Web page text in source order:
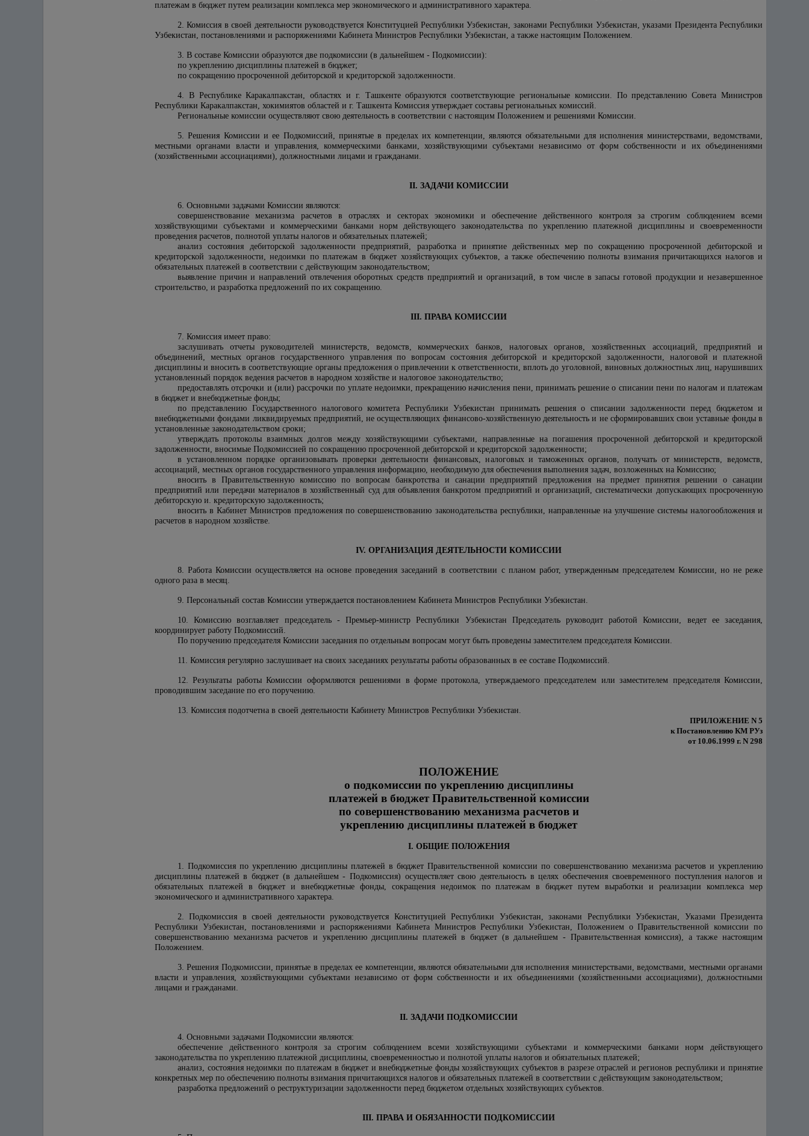
платежам в бюджет путем реализации комплекса мер экономического и административного характера.
2. Комиссия в своей деятельности руководствуется Конституцией Республики Узбекистан, законами Республики Узбекистан, указами Президента Республики
Узбекистан, постановлениями и распоряжениями Кабинета Министров Республики Узбекистан, а также настоящим Положением.
3. В составе Комиссии образуются две подкомиссии (в дальнейшем - Подкомиссии):
по укреплению дисциплины платежей в бюджет;
по сокращению просроченной дебиторской и кредиторской задолженности.
4. В Республике Каракалпакстан, областях и г. Ташкенте образуются соответствующие региональные комиссии. По представлению Совета Министров
Республики Каракалпакстан, хокимиятов областей и г. Ташкента Комиссия утверждает составы региональных комиссий.
Региональные комиссии осуществляют свою деятельность в соответствии с настоящим Положением и решениями Комиссии.
5. Решения Комиссии и ее Подкомиссий, принятые в пределах их компетенции, являются обязательными для исполнения министерствами, ведомствами,
местными органами власти и управления, коммерческими банками, хозяйствующими субъектами независимо от форм собственности и их объединениями
(хозяйственными ассоциациями), должностными лицами и гражданами.
II. ЗАДАЧИ КОМИССИИ
6. Основными задачами Комиссии являются:
совершенствование механизма расчетов в отраслях и секторах экономики и обеспечение действенного контроля за строгим соблюдением всеми
хозяйствующими субъектами и коммерческими банками норм действующего законодательства по укреплению платежной дисциплины и своевременности
проведения расчетов, полнотой уплаты налогов и обязательных платежей;
анализ состояния дебиторской задолженности предприятий, разработка и принятие действенных мер по сокращению просроченной дебиторской и
кредиторской задолженности, недоимки по платежам в бюджет хозяйствующих субъектов, а также обеспечению полноты взимания причитающихся налогов и
обязательных платежей в соответствии с действующим законодательством;
выявление причин и направлений отвлечения оборотных средств предприятий и организаций, в том числе в запасы готовой продукции и незавершенное
строительство, и разработка предложений по их сокращению.
III. ПРАВА КОМИССИИ
7. Комиссия имеет право:
заслушивать отчеты руководителей министерств, ведомств, коммерческих банков, налоговых органов, хозяйственных ассоциаций, предприятий и
объединений, местных органов государственного управления по вопросам состояния дебиторской и кредиторской задолженности, налоговой и платежной
дисциплины и вносить в соответствующие органы предложения о привлечении к ответственности, вплоть до уголовной, виновных должностных лиц, нарушивших
установленный порядок ведения расчетов в народном хозяйстве и налоговое законодательство;
предоставлять отсрочки и (или) рассрочки по уплате недоимки, прекращению начисления пени, принимать решение о списании пени по налогам и платежам
в бюджет и внебюджетные фонды;
по представлению Государственного налогового комитета Республики Узбекистан принимать решения о списании задолженности перед бюджетом и
внебюджетными фондами ликвидируемых предприятий, не осуществляющих финансово-хозяйственную деятельность и не сформировавших свои уставные фонды в
установленные законодательством сроки;
утверждать протоколы взаимных долгов между хозяйствующими субъектами, направленные на погашения просроченной дебиторской и кредиторской
задолженности, вносимые Подкомиссией по сокращению просроченной дебиторской и кредиторской задолженности;
в установленном порядке организовывать проверки деятельности финансовых, налоговых и таможенных органов, получать от министерств, ведомств,
ассоциаций, местных органов государственного управления информацию, необходимую для обеспечения выполнения задач, возложенных на Комиссию;
вносить в Правительственную комиссию по вопросам банкротства и санации предприятий предложения на предмет принятия решении о санации
предприятий или передачи материалов в хозяйственный суд для объявления банкротом предприятий и организаций, систематически допускающих просроченную
дебиторскую и. кредиторскую задолженность;
вносить в Кабинет Министров предложения по совершенствованию законодательства республики, направленные на улучшение системы налогообложения и
расчетов в народном хозяйстве.
IV. ОРГАНИЗАЦИЯ ДЕЯТЕЛЬНОСТИ КОМИССИИ
8. Работа Комиссии осуществляется на основе проведения заседаний в соответствии с планом работ, утвержденным председателем Комиссии, но не реже
одного раза в месяц.
9. Персональный состав Комиссии утверждается постановлением Кабинета Министров Республики Узбекистан.
10. Комиссию возглавляет председатель - Премьер-министр Республики Узбекистан Председатель руководит работой Комиссии, ведет ее заседания,
координирует работу Подкомиссий.
По поручению председателя Комиссии заседания по отдельным вопросам могут быть проведены заместителем председателя Комиссии.
11. Комиссия регулярно заслушивает на своих заседаниях результаты работы образованных в ее составе Подкомиссий.
12. Результаты работы Комиссии оформляются решениями в форме протокола, утверждаемого председателем или заместителем председателя Комиссии,
проводившим заседание по его поручению.
13. Комиссия подотчетна в своей деятельности Кабинету Министров Республики Узбекистан.
ПРИЛОЖЕНИЕ N 5
к Постановлению КМ РУз
от 10.06.1999 г. N 298
ПОЛОЖЕНИЕ
о подкомиссии по укреплению дисциплины
платежей в бюджет Правительственной комиссии
по совершенствованию механизма расчетов и
укреплению дисциплины платежей в бюджет
I. ОБЩИЕ ПОЛОЖЕНИЯ
1. Подкомиссия по укреплению дисциплины платежей в бюджет Правительственной комиссии по совершенствованию механизма расчетов и укреплению
дисциплины платежей в бюджет (в дальнейшем - Подкомиссия) осуществляет свою деятельность в целях обеспечения своевременного поступления налогов и
обязательных платежей в бюджет и внебюджетные фонды, сокращения недоимок по платежам в бюджет путем выработки и реализации комплекса мер
экономического и административного характера.
2. Подкомиссия в своей деятельности руководствуется Конституцией Республики Узбекистан, законами Республики Узбекистан, Указами Президента
Республики Узбекистан, постановлениями и распоряжениями Кабинета Министров Республики Узбекистан, Положением о Правительственной комиссии по
совершенствованию механизма расчетов и укреплению дисциплины платежей в бюджет (в дальнейшем - Правительственная комиссия), а также настоящим
Положением.
3. Решения Подкомиссии, принятые в пределах ее компетенции, являются обязательными для исполнения министерствами, ведомствами, местными органами
власти и управления, хозяйствующими субъектами независимо от форм собственности и их объединениями (хозяйственными ассоциациями), должностными
лицами и гражданами.
II. ЗАДАЧИ ПОДКОМИССИИ
4. Основными задачами Подкомиссии являются:
обеспечение действенного контроля за строгим соблюдением всеми хозяйствующими субъектами и коммерческими банками норм действующего
законодательства по укреплению платежной дисциплины, своевременностью и полнотой уплаты налогов и обязательных платежей;
анализ, состояния недоимки по платежам в бюджет и внебюджетные фонды хозяйствующих субъектов в разрезе отраслей и регионов республики и принятие
конкретных мер по обеспечению полноты взимания причитающихся налогов и обязательных платежей в соответствии с действующим законодательством;
разработка предложений о реструктуризации задолженности перед бюджетом отдельных хозяйствующих субъектов.
III. ПРАВА И ОБЯЗАННОСТИ ПОДКОМИССИИ